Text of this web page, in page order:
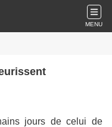
MENU
jours de celui de